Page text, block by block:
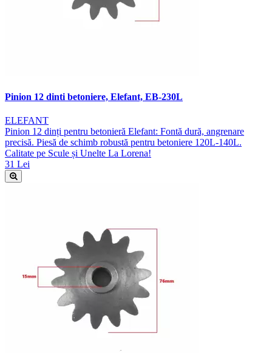
Pinion 12 dinti betoniere, Elefant, EB-230L
ELEFANT
Pinion 12 dinți pentru betonieră Elefant: Fontă dură, angrenare
precisă. Piesă de schimb robustă pentru betoniere 120L-140L.
Calitate pe Scule și Unelte La Lorena!
31 Lei